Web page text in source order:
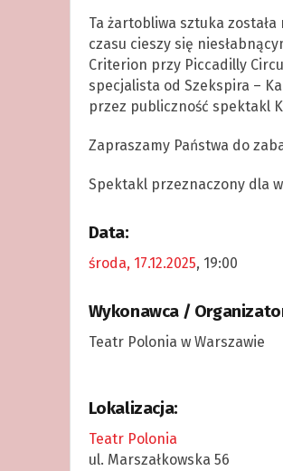
Ta żartobliwa sztuka
czasu cieszy się
Criterion przy Piccadilly
specjalista od Szekspira –
przez publiczność spektakl
Zapraszamy Państwa do
Spektakl przeznaczony dla
Data:
środa, 17.12.2025, 19:00
Wykonawca /
Teatr Polonia w Warszawie
Lokalizacja:
Teatr Polonia
ul. Marszałkowska 56